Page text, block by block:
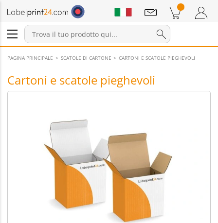
Accedi / Registrati
Prodotti nel carrello
Annunci
PAGINA PRINCIPALE SCATOLE DI CARTONE CARTONI E SCATOLE PIEGHEVOLI
Cartoni e scatole pieghevoli